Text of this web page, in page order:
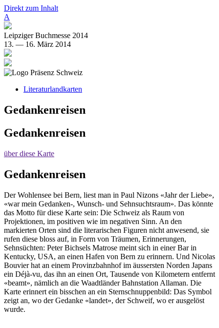
Direkt zum Inhalt
A
Leipziger Buchmesse 2014
13. — 16. März 2014
Literaturlandkarten
Gedankenreisen
Gedankenreisen
über diese Karte
Gedankenreisen
Der Wohlensee bei Bern, liest man in Paul Nizons «Jahr der Liebe»,
«war mein Gedanken-, Wunsch- und Sehnsuchtsraum». Das könnte
das Motto für diese Karte sein: Die Schweiz als Raum von
Projektionen, im positiven wie im negativen Sinn. An den
markierten Orten sind die literarischen Figuren nicht anwesend, sie
rufen diese bloss auf, in Form von Träumen, Erinnerungen,
Sehnsüchten: Peter Bichsels Matrose meint sich in einer Bar in
Kentucky, USA, an einen Hafen von Bern zu erinnern. Und Nicolas
Bouvier hat an einem Provinzbahnhof im äussersten Norden Japans
ein Déjà-vu, das ihn an einen Ort, Tausende von Kilometern entfernt
«beamt», nämlich an die Waadtländer Bahnstation Allaman. Die
Karte erinnert ein bisschen an ein Sternschnuppenbild: Das Symbol
zeigt an, wo der Gedanke «landet», der Schweif, wo er ausgelöst
wurde.